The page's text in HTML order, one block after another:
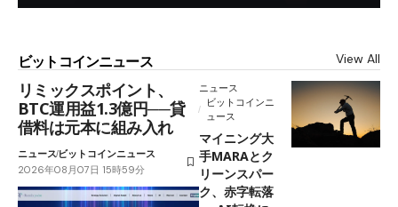
ビットコインニュース View All
リミックスポイント、
BTC運用益1.3億円──貸
借料は元本に組み入れ
ニュースビットコインニュース
2026年08月07日 15時59分
ニュース
ビットコインニ
ュース
マイニング大
手MARAとク
リーンスパー
ク、赤字転落